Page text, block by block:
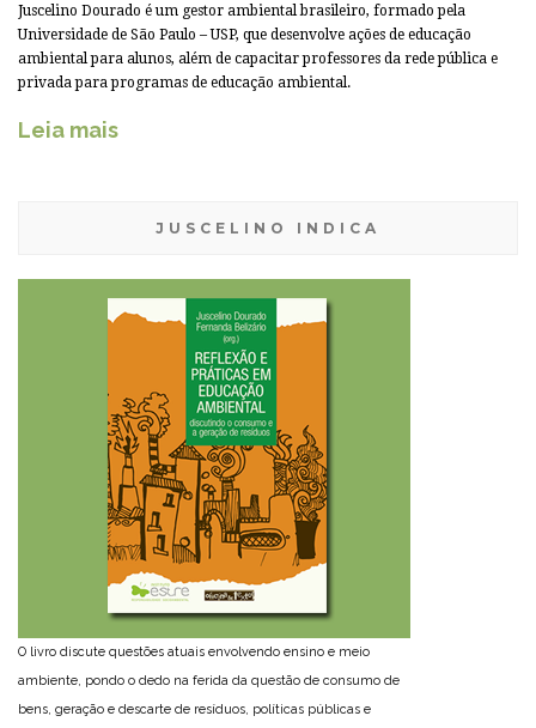
Juscelino Dourado é um gestor ambiental brasileiro, formado pela
Universidade de São Paulo – USP, que desenvolve ações de educação
ambiental para alunos, além de capacitar professores da rede pública e
privada para programas de educação ambiental.
Leia mais
JUSCELINO INDICA
O livro discute questões atuais envolvendo ensino e meio
ambiente, pondo o dedo na ferida da questão de consumo de
bens, geração e descarte de resíduos, políticas públicas e